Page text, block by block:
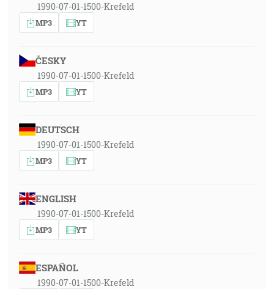
1990-07-01-1500-Krefeld
MP3 YT
ČESKY
1990-07-01-1500-Krefeld
MP3 YT
DEUTSCH
1990-07-01-1500-Krefeld
MP3 YT
ENGLISH
1990-07-01-1500-Krefeld
MP3 YT
ESPAÑOL
1990-07-01-1500-Krefeld